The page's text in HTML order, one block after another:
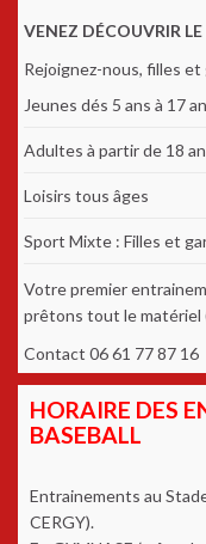
VENEZ DÉCOUVRIR
Rejoignez-nous, filles et
Jeunes dés 5 ans à 17
Adultes à partir de 18
Loisirs tous âges
Sport Mixte : Filles et
Votre premier
prêtons tout le matériel
Contact 06 61 77 87 16
HORAIRE DES
BASEBALL
Entrainements au
CERGY).